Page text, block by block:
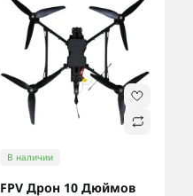
В наличии
FPV Дрон 10 Дюймов